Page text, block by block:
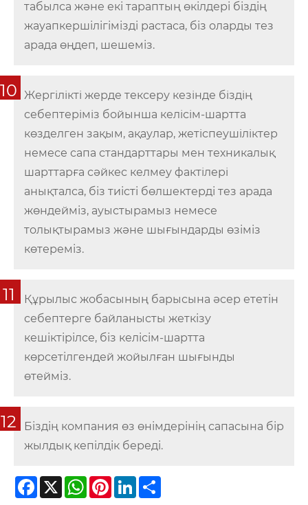
табылса және екі тараптың өкілдері біздің
жауапкершілігімізді растаса, біз оларды тез
арада өңдеп, шешеміз.
10 Жергiлiктi жерде тексеру кезiнде бiздiң
себептерiмiз бойынша келiсiм-шартта
көзделген зақым, ақаулар, жетiспеушiлiктер
немесе сапа стандарттары мен техникалық
шарттарға сәйкес келмеу фактiлерi
анықталса, біз тиісті бөлшектерді тез арада
жөндейміз, ауыстырамыз немесе
толықтырамыз және шығындарды өзіміз
көтереміз.
11
Құрылыс жобасының барысына әсер ететін
себептерге байланысты жеткізу
кешіктірілсе, біз келісім-шартта
көрсетілгендей жойылған шығынды
өтейміз.
12
Біздің компания өз өнімдерінің сапасына бір
жылдық кепілдік береді.
Facebook
X WhatsAppPinterestLinkedIn